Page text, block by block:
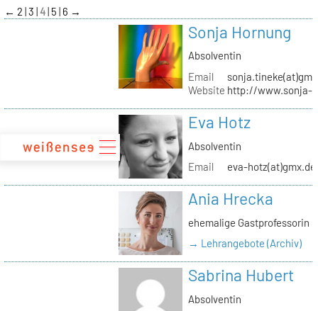
zum
Inhalt
← 2 3 4 5 6 →
Sonja Hornung
Absolventin
Email
Website http://www.sonja-
Eva Hotz
Absolventin
Email
eva-hotz(at)gmx.de
Ania Hrecka
ehemalige Gastprofessorin
→ Lehrangebote (Archiv)
Sabrina Hubert
Absolventin